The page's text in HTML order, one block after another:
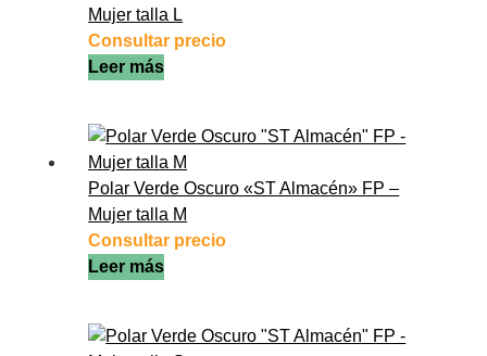
Mujer talla L
Consultar precio
Leer más
Polar Verde Oscuro «ST Almacén» FP –
Mujer talla M
Consultar precio
Leer más